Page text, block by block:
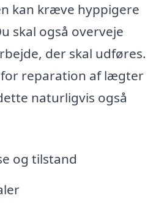
kan kræve hyppigere
skal også overveje
der skal udføres.
for reparation af lægter
naturligvis også
og tilstand